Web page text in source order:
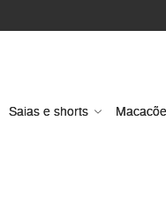
Saias e shorts